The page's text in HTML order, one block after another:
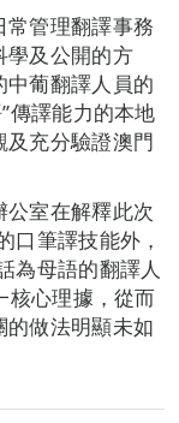
管理翻譯事務
學及公開的方
葡翻譯人員的
傳譯能力的本地
及充分驗證澳門
室在解釋此次
口筆譯技能外，
為母語的翻譯人
核心理據，從而
做法明顯未如